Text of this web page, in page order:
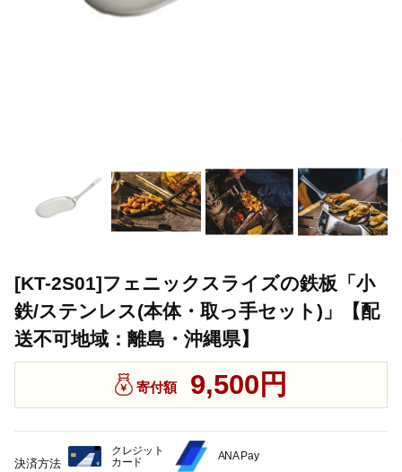
[KT-2S01]フェニックスライズの鉄板「小
鉄/ステンレス(本体・取っ手セット)」【配
送不可地域：離島・沖縄県】
寄付額 9,500円
決済方法
クレジット
カード
ANA Pay